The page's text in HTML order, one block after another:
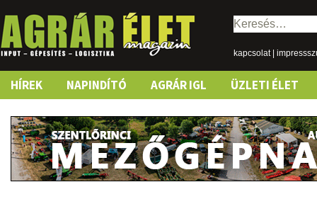
Keresés:
kapcsolat|
Skip
content
HÍREK NAPINDÍTÓ AGRÁR IGL ÜZLETI ÉLET